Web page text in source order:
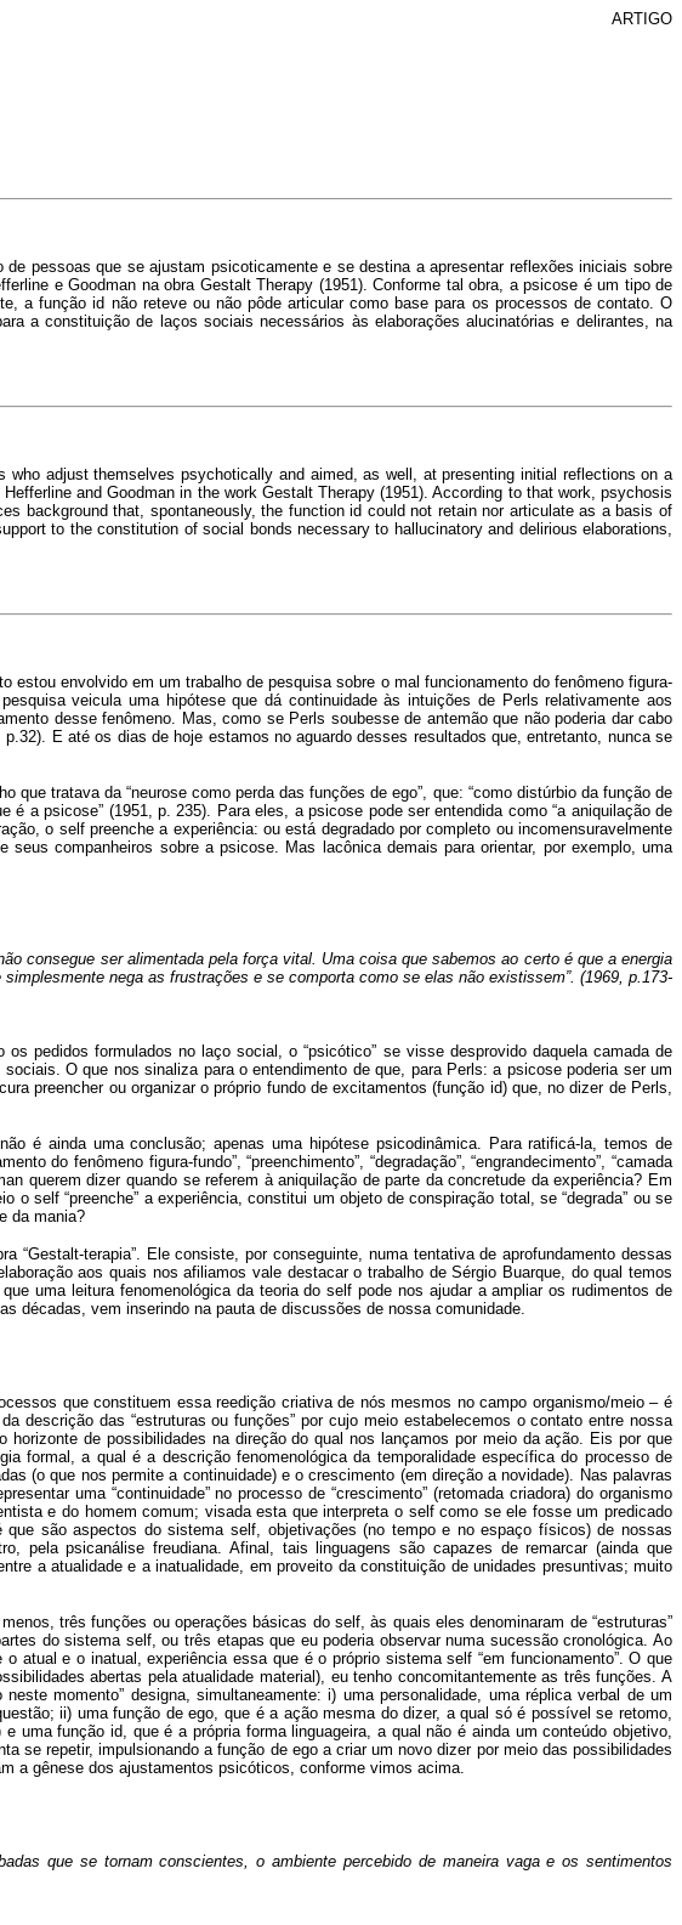
ARTIGO
pessoas que se ajustam psicoticamente e se destina a apresentar reflexões iniciais sobre
e Goodman na obra Gestalt Therapy (1951). Conforme tal obra, a psicose é um tipo de
a função id não reteve ou não pôde articular como base para os processos de contato. O
a constituição de laços sociais necessários às elaborações alucinatórias e delirantes, na
adjust themselves psychotically and aimed, as well, at presenting initial reflections on a
and Goodman in the work Gestalt Therapy (1951). According to that work, psychosis
background that, spontaneously, the function id could not retain nor articulate as a basis of
to the constitution of social bonds necessary to hallucinatory and delirious elaborations,
estou envolvido em um trabalho de pesquisa sobre o mal funcionamento do fenômeno figura-
veicula uma hipótese que dá continuidade às intuições de Perls relativamente aos
desse fenômeno. Mas, como se Perls soubesse de antemão que não poderia dar cabo
E até os dias de hoje estamos no aguardo desses resultados que, entretanto, nunca se
tratava da “neurose como perda das funções de ego”, que: “como distúrbio da função de
a psicose” (1951, p. 235). Para eles, a psicose pode ser entendida como “a aniquilação de
o self preenche a experiência: ou está degradado por completo ou incomensuravelmente
companheiros sobre a psicose. Mas lacônica demais para orientar, por exemplo, uma
consegue ser alimentada pela força vital. Uma coisa que sabemos ao certo é que a energia
nega as frustrações e se comporta como se elas não existissem”. (1969, p.173-
pedidos formulados no laço social, o “psicótico” se visse desprovido daquela camada de
O que nos sinaliza para o entendimento de que, para Perls: a psicose poderia ser um
preencher ou organizar o próprio fundo de excitamentos (função id) que, no dizer de Perls,
é ainda uma conclusão; apenas uma hipótese psicodinâmica. Para ratificá-la, temos de
do fenômeno figura-fundo”, “preenchimento”, “degradação”, “engrandecimento”, “camada
querem dizer quando se referem à aniquilação de parte da concretude da experiência? Em
self “preenche” a experiência, constitui um objeto de conspiração total, se “degrada” ou se
da mania?
“Gestalt-terapia”. Ele consiste, por conseguinte, numa tentativa de aprofundamento dessas
aos quais nos afiliamos vale destacar o trabalho de Sérgio Buarque, do qual temos
uma leitura fenomenológica da teoria do self pode nos ajudar a ampliar os rudimentos de
décadas, vem inserindo na pauta de discussões de nossa comunidade.
que constituem essa reedição criativa de nós mesmos no campo organismo/meio – é
descrição das “estruturas ou funções” por cujo meio estabelecemos o contato entre nossa
de possibilidades na direção do qual nos lançamos por meio da ação. Eis por que
formal, a qual é a descrição fenomenológica da temporalidade específica do processo de
(o que nos permite a continuidade) e o crescimento (em direção a novidade). Nas palavras
uma “continuidade” no processo de “crescimento” (retomada criadora) do organismo
e do homem comum; visada esta que interpreta o self como se ele fosse um predicado
são aspectos do sistema self, objetivações (no tempo e no espaço físicos) de nossas
pela psicanálise freudiana. Afinal, tais linguagens são capazes de remarcar (ainda que
a atualidade e a inatualidade, em proveito da constituição de unidades presuntivas; muito
três funções ou operações básicas do self, às quais eles denominaram de “estruturas”
do sistema self, ou três etapas que eu poderia observar numa sucessão cronológica. Ao
e o inatual, experiência essa que é o próprio sistema self “em funcionamento”. O que
abertas pela atualidade material), eu tenho concomitantemente as três funções. A
momento” designa, simultaneamente: i) uma personalidade, uma réplica verbal de um
ii) uma função de ego, que é a ação mesma do dizer, a qual só é possível se retomo,
uma função id, que é a própria forma linguageira, a qual não é ainda um conteúdo objetivo,
se repetir, impulsionando a função de ego a criar um novo dizer por meio das possibilidades
a gênese dos ajustamentos psicóticos, conforme vimos acima.
que se tornam conscientes, o ambiente percebido de maneira vaga e os sentimentos